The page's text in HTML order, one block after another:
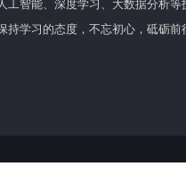
工智能、深度学习、大数据分析
持学习的态度，不忘初心，砥砺前